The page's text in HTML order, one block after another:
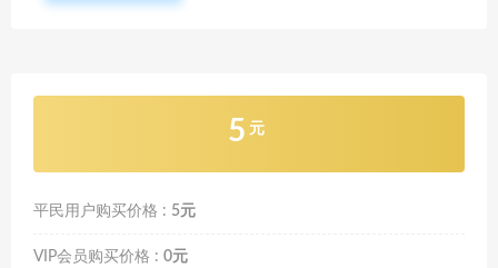
5 元
平民用户购买价格 : 5元
VIP会员购买价格 : 0元